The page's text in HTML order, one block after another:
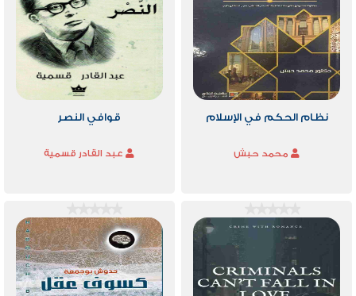
نظام الحكم في الإسلام
محمد حبش
قوافي النصر
عبد القادر قسمية